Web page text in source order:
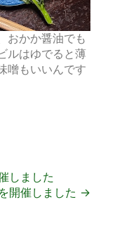
おかか醤油でも
ルはゆでると薄
噌もいいんです
しました
開催しました →